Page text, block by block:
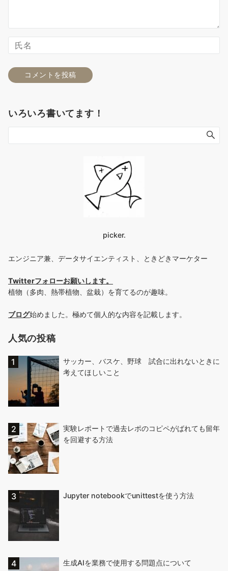
いろいろ書いてます！
picker.
エンジニア兼、データサイエンティスト、ときどきマーケター
Twitterフォローお願いします。
植物（多肉、熱帯植物、盆栽）を育てるのが趣味。
ブログ始めました。極めて個人的な内容を記載します。
人気の投稿
サッカー、バスケ、野球 試合に出れないときに
考えてほしいこと
実験レポートで過去レポのコピペがばれても留年
を回避する方法
Jupyter notebookでunittestを使う方法
生成AIを業務で使用する問題点について